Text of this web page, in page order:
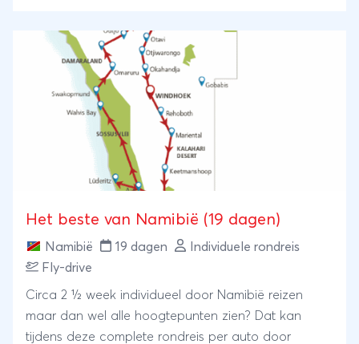
in kleinschalige lodges en ervaar de vrijheid van een
self-drive of privéreis door deze surrealistische
landschappen.
Het beste van Namibië (19 dagen)
Namibië 19 dagen
Individuele rondreis
Fly-drive
Circa 2 ½ week individueel door Namibië reizen
maar dan wel alle hoogtepunten zien? Dat kan
tijdens deze complete rondreis per auto door